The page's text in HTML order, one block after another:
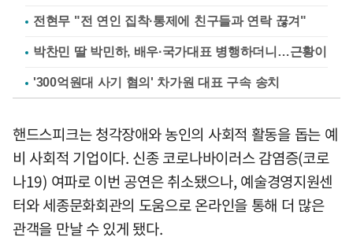
전현무 "전 연인 집착·통제에 친구들과 연락 끊겨"
박찬민 딸 박민하, 배우·국가대표 병행하더니…근황이
'300억원대 사기 혐의' 차가원 대표 구속 송치
핸드스피크는 청각장애와 농인의 사회적 활동을 돕는 예
비 사회적 기업이다. 신종 코로나바이러스 감염증(코로
나19) 여파로 이번 공연은 취소됐으나, 예술경영지원센
터와 세종문화회관의 도움으로 온라인을 통해 더 많은
관객을 만날 수 있게 됐다.